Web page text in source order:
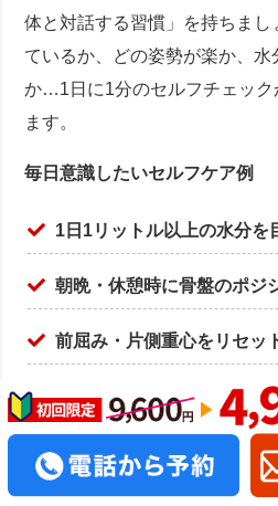
体と対話する習慣」を持ちまし
ているか、どの姿勢が楽か、
か…1日に1分のセルフチェック
ます。
毎日意識したいセルフケア例
1日1リットル以上の水分を
朝晩・休憩時に骨盤のポジ
前屈み・片側重心をリセッ
小麦や糖分の摂りすぎを意
痛みや重さの根本改善には、
のセルフケア」が両輪となりま